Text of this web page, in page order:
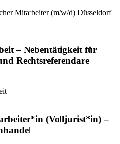
Mitarbeiter (m/w/d) Düsseldorf
– Nebentätigkeit für
Rechtsreferendare
(Volljurist*in) –